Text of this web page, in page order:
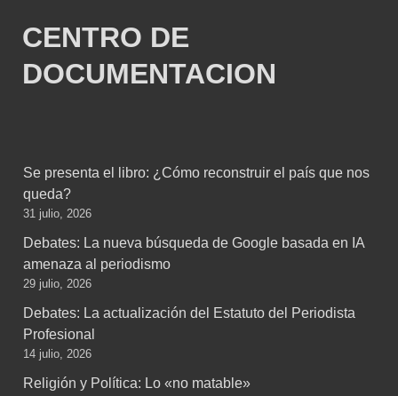
CENTRO DE
DOCUMENTACION
Se presenta el libro: ¿Cómo reconstruir el país que nos
queda?
31 julio, 2026
Debates: La nueva búsqueda de Google basada en IA
amenaza al periodismo
29 julio, 2026
Debates: La actualización del Estatuto del Periodista
Profesional
14 julio, 2026
Religión y Política: Lo «no matable»